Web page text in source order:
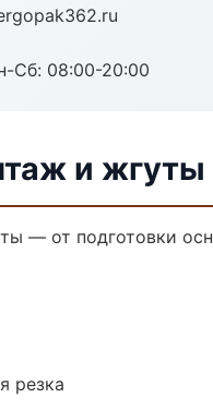
Сб: 08:00-20:00
и жгуты
— от подготовки
резка